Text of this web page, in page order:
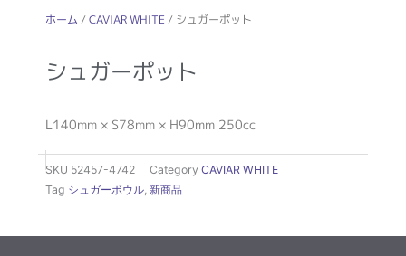
ホーム /CAVIAR WHITE / シュガーポット
シュガーポット
L140mm × S78mm × H90mm 250cc
SKU 52457-4742 Category CAVIAR WHITE
Tag シュガーボウル 新商品